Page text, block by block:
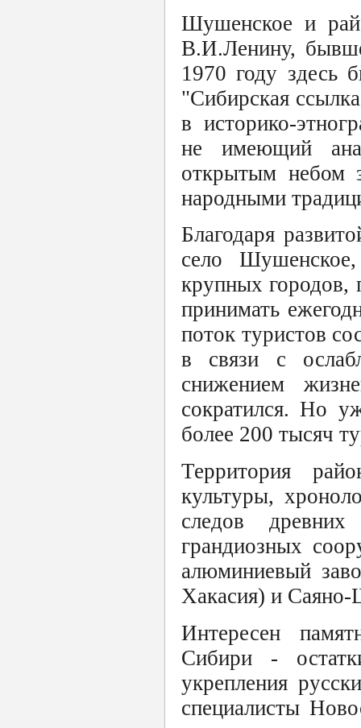
Шушенское и
В.И.Ленину,
1970 году здесь
"Сибирская
в историко-
не имеющий
открытым небом
народными
Благодаря
село
крупных городов,
принимать
поток туристов
в связи с
снижением
сократился. Но
более 200 тысяч
Территория
культуры,
следов
грандиозных
алюминиевый
Хакасия) и
Интересен
Сибири -
укрепления
специалисты